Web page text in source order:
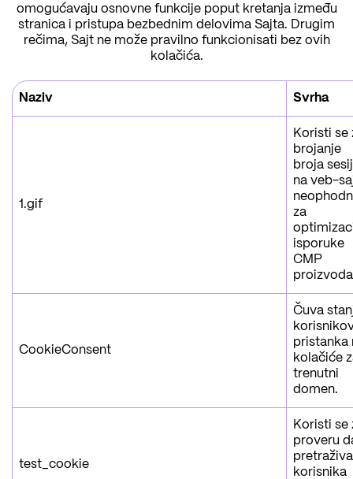
omogućavaju osnovne funkcije poput kretanja između
stranica i pristupa bezbednim delovima Sajta. Drugim
rečima, Sajt ne može pravilno funkcionisati bez ovih
kolačića.
Naziv Svrha
1.gif
Koristi se
brojanje
broja
na veb-
za
isporuke
CMP
CookieConsent
Čuva
pristanka
kolačiće
trenutni
domen.
test_cookie
Koristi se
proveru
korisnika